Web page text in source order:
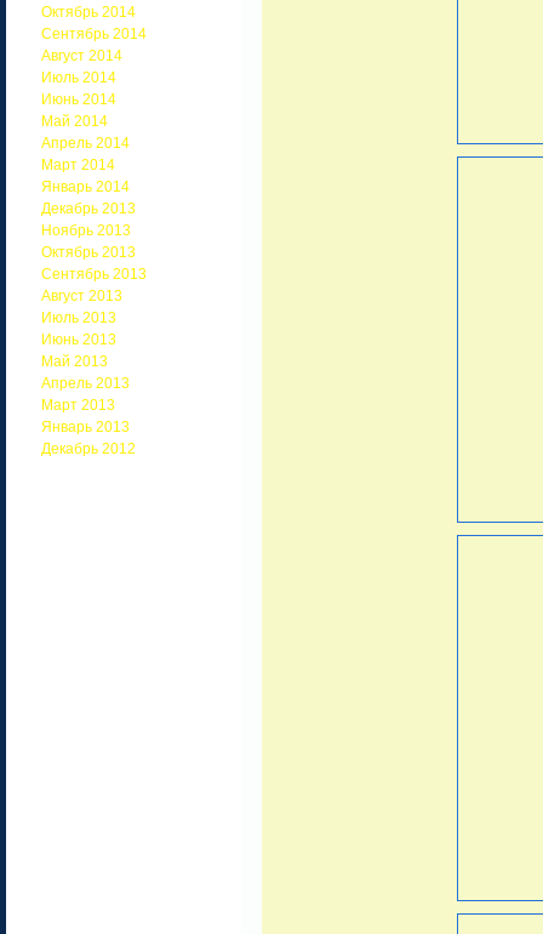
Октябрь 2014
Сентябрь 2014
Август 2014
Июль 2014
Июнь 2014
Май 2014
Апрель 2014
Март 2014
Январь 2014
Декабрь 2013
Ноябрь 2013
Октябрь 2013
Сентябрь 2013
Август 2013
Июль 2013
Июнь 2013
Май 2013
Апрель 2013
Март 2013
Январь 2013
Декабрь 2012